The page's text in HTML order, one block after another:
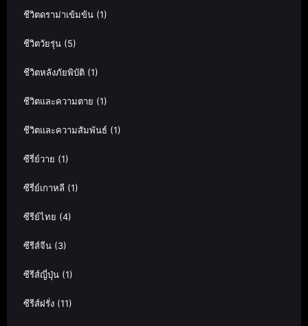
ชีวิตดราม่าเข้มข้น (1)
ชีวิตวัยรุ่น (5)
ชีวิตหลังภัยพิบัติ (1)
ชีวิตและความตาย (1)
ชีวิตและความสัมพันธ์ (1)
ซีรี่ย์วาย (1)
ซีรี่ย์เกาหลี (1)
ซีรีย์ไทย (4)
ซีรีส์จีน (3)
ซีรีส์ญี่ปุ่น (1)
ซีรีส์ฝรั่ง (11)